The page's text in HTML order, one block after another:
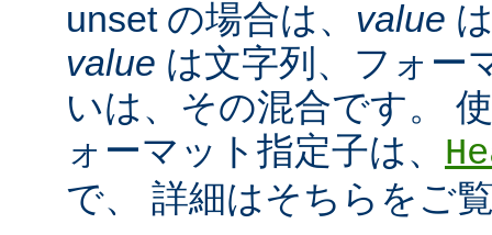
unset の場合は、 value
value は文字列、フォー
いは、その混合です。
ォーマット指定子は、
で、 詳細はそちらをご